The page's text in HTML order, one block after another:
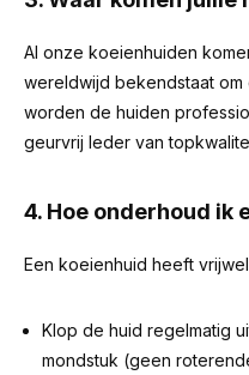
Al onze koeienhuiden
wereldwijd bekendstaat
worden de huiden
geurvrij leder van
4. Hoe onderhoud ik
Een koeienhuid heeft
Klop de huid regelmatig
mondstuk (geen